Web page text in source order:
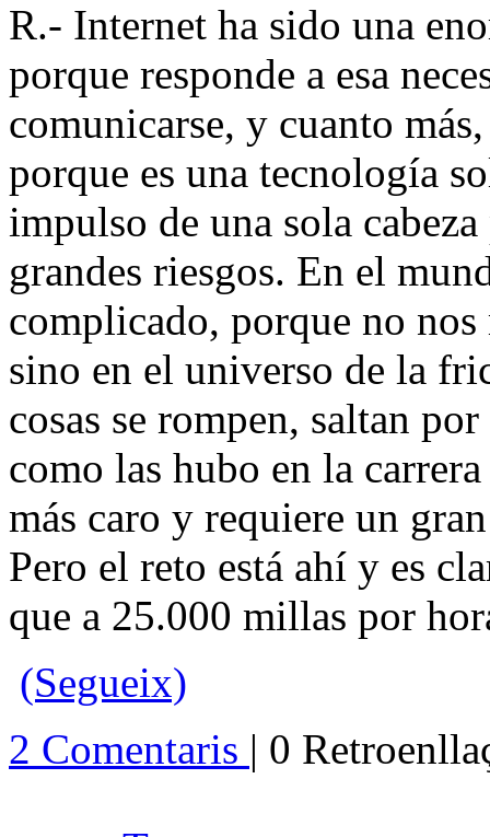
R.- Internet ha sido una
porque responde a esa
comunicarse, y cuanto
porque es una tecnología
impulso de una sola
grandes riesgos. En el
complicado, porque no
sino en el universo de la
cosas se rompen, saltan
como las hubo en la
más caro y requiere un
Pero el reto está ahí y es
que a 25.000 millas por
(Segueix)
2 Comentaris | 0